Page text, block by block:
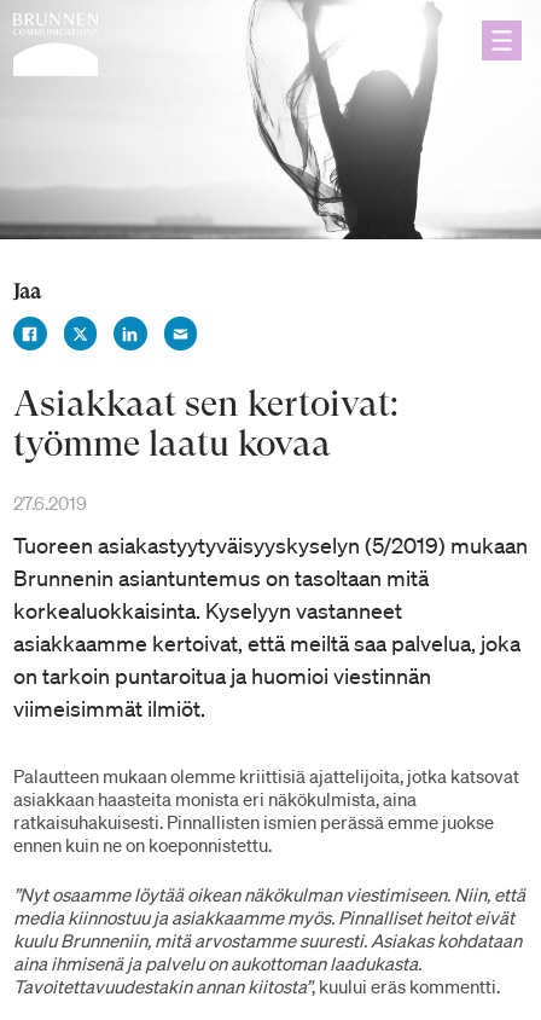
Jaa
Asiakkaat sen kertoivat:
työmme laatu kovaa
27.6.2019
Tuoreen asiakastyytyväisyyskyselyn (5/2019) mukaan
Brunnenin asiantuntemus on tasoltaan mitä
korkealuokkaisinta. Kyselyyn vastanneet
asiakkaamme kertoivat, että meiltä saa palvelua, joka
on tarkoin puntaroitua ja huomioi viestinnän
viimeisimmät ilmiöt.
Palautteen mukaan olemme kriittisiä ajattelijoita, jotka katsovat
asiakkaan haasteita monista eri näkökulmista, aina
ratkaisuhakuisesti. Pinnallisten ismien perässä emme juokse
ennen kuin ne on koeponnistettu.
”Nyt osaamme löytää oikean näkökulman viestimiseen. Niin, että
media kiinnostuu ja asiakkaamme myös. Pinnalliset heitot eivät
kuulu Brunneniin, mitä arvostamme suuresti. Asiakas kohdataan
aina ihmisenä ja palvelu on aukottoman laadukasta.
Tavoitettavuudestakin annan kiitosta”, kuului eräs kommentti.